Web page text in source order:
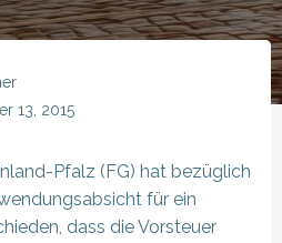
13, 2015
Pfalz (FG) hat bezüglich
für ein
dass die Vorsteuer